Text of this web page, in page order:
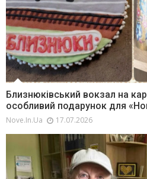
Близнюківський вокзал на
особливий подарунок для
Nove.in.ua 17.07.2026